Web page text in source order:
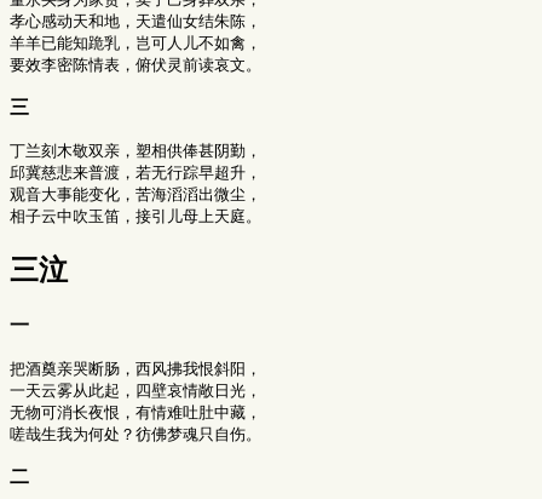
孝心感动天和地，天遣仙女结朱陈，
羊羊已能知跪乳，岂可人儿不如禽，
三
丁兰刻木敬双亲，塑相供俸甚阴勤，
邱冀慈悲来普渡，若无行踪早超升，
观音大事能变化，苦海滔滔出微尘，
三泣
一
把酒奠亲哭断肠，西风拂我恨斜阳，
一天云雾从此起，四壁哀情敞日光，
无物可消长夜恨，有情难吐肚中藏，
二